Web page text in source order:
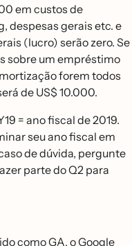
em custos de
despesas gerais etc. e
(lucro) serão zero. Se
sobre um empréstimo
forem todos
de US$ 10.000.
= ano fiscal de 2019.
seu ano fiscal em
de dúvida, pergunte
parte do Q2 para
como GA, o Google